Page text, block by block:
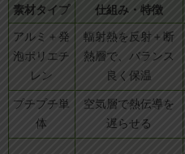
素材タイプ 仕組み・特徴
アルミ＋発
泡ポリエチ
レン
輻射熱を反射＋断
熱層で、バランス
良く保温
プチプチ単
体
空気層で熱伝導を
遅らせる